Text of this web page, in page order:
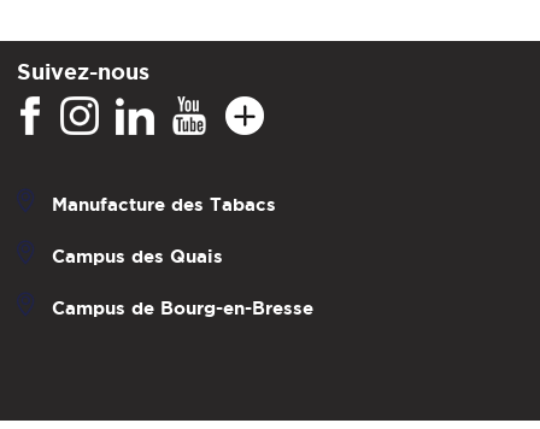
Suivez-nous
Manufacture des Tabacs
Campus des Quais
Campus de Bourg-en-Bresse